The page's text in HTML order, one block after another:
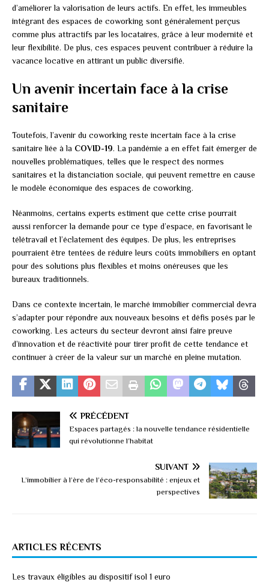
d’améliorer la valorisation de leurs actifs. En effet, les immeubles
intégrant des espaces de coworking sont généralement perçus
comme plus attractifs par les locataires, grâce à leur modernité et
leur flexibilité. De plus, ces espaces peuvent contribuer à réduire la
vacance locative en attirant un public diversifié.
Un avenir incertain face à la crise
sanitaire
Toutefois, l’avenir du coworking reste incertain face à la crise
sanitaire liée à la COVID-19. La pandémie a en effet fait émerger de
nouvelles problématiques, telles que le respect des normes
sanitaires et la distanciation sociale, qui peuvent remettre en cause
le modèle économique des espaces de coworking.
Néanmoins, certains experts estiment que cette crise pourrait
aussi renforcer la demande pour ce type d’espace, en favorisant le
télétravail et l’éclatement des équipes. De plus, les entreprises
pourraient être tentées de réduire leurs coûts immobiliers en optant
pour des solutions plus flexibles et moins onéreuses que les
bureaux traditionnels.
Dans ce contexte incertain, le marché immobilier commercial devra
s’adapter pour répondre aux nouveaux besoins et défis posés par le
coworking. Les acteurs du secteur devront ainsi faire preuve
d’innovation et de réactivité pour tirer profit de cette tendance et
continuer à créer de la valeur sur un marché en pleine mutation.
PRÉCÉDENT
Espaces partagés : la nouvelle tendance résidentielle
qui révolutionne l’habitat
SUIVANT
L’immobilier à l’ère de l’éco-responsabilité : enjeux et
perspectives
ARTICLES RÉCENTS
Les travaux éligibles au dispositif isol 1 euro